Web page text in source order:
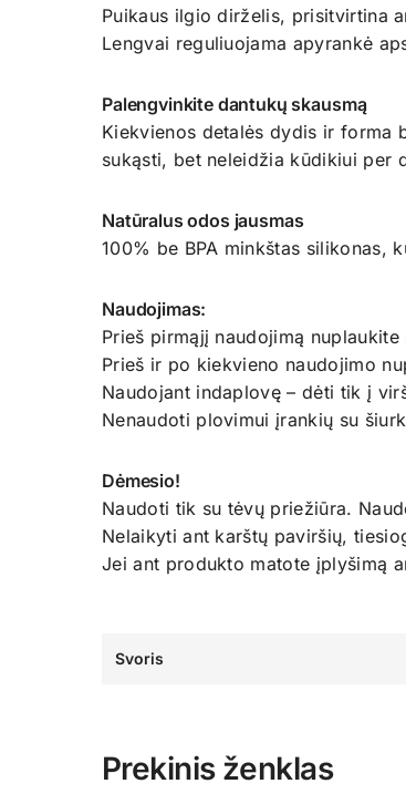
Puikaus ilgio dirželis, prisitvirtina
Lengvai reguliuojama apyrankė
Palengvinkite dantukų skausmą
Kiekvienos detalės dydis ir forma
sukąsti, bet neleidžia kūdikiui per
Natūralus odos jausmas
100% be BPA minkštas silikonas,
Naudojimas:
Prieš pirmąjį naudojimą
Prieš ir po kiekvieno naudojimo
Naudojant indaplovę – dėti tik į
Nenaudoti plovimui įrankių su
Dėmesio!
Naudoti tik su tėvų priežiūra.
Nelaikyti ant karštų paviršių,
Jei ant produkto matote įplyšimą
Svoris
Prekinis ženklas